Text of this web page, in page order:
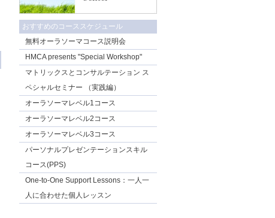
おすすめのコーススケジュール
無料オーラソーマコース説明会
HMCA presents "Special Workshop"
マトリックスとコンサルテーション ス
ペシャルセミナー （実践編）
オーラソーマレベル1コース
オーラソーマレベル2コース
オーラソーマレベル3コース
パーソナルプレゼンテーションスキル
コース(PPS)
One-to-One Support Lessons：一人一
人に合わせた個人レッスン